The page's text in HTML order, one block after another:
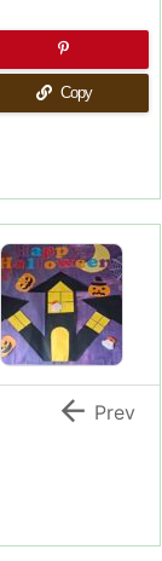
Copy
 Prev